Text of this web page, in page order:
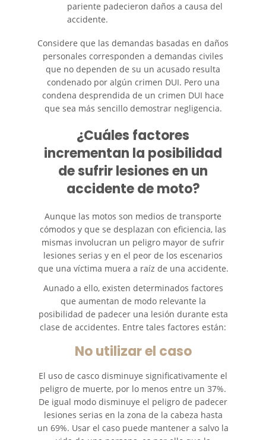
Bicycle Accidents
Limousine Accidents
Motorcycle Accidents
Pedestrian Accidents
Tour Bus Accidents
Train and Subway Accidents
Types of Catastrophic Injuries
Medical Malpractice
Motorcycle Accidents
Accident
Drug-Related Motorcycle Accident
Hit and Run Motorcycle Accident
Motorcycle Accident FAQ
Motorcycle Rear-End Accident
Reckless Driving Motorcycle
pariente padecieron daños a causa del
accidente.
Considere que las demandas basadas en daños
personales corresponden a demandas civiles
que no dependen de su un acusado resulta
condenado por algún crimen DUI. Pero una
condena desprendida de un crimen DUI hace
que sea más sencillo demostrar negligencia.
¿Cuáles factores
incrementan la posibilidad
de sufrir lesiones en un
accidente de moto?
Aunque las motos son medios de transporte
cómodos y que se desplazan con eficiencia, las
mismas involucran un peligro mayor de sufrir
lesiones serias y en el peor de los escenarios
que una víctima muera a raíz de una accidente.
Aunado a ello, existen determinados factores
que aumentan de modo relevante la
posibilidad de padecer una lesión durante esta
clase de accidentes. Entre tales factores están:
No utilizar el caso
El uso de casco disminuye significativamente el
peligro de muerte, por lo menos entre un 37%.
De igual modo disminuye el peligro de padecer
lesiones serias en la zona de la cabeza hasta
un 69%. Usar el caso puede mantener a salvo la